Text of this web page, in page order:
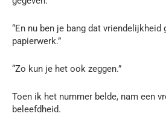
“En nu ben je bang dat vriendelijkheid
papierwerk.”
“Zo kun je het ook zeggen.”
Toen ik het nummer belde, nam een
beleefdheid.